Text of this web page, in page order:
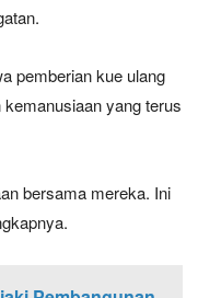
pemberian kue ulang
yang terus
bersama mereka. Ini